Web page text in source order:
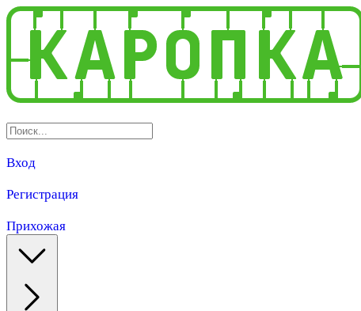
Вход
Регистрация
Прихожая